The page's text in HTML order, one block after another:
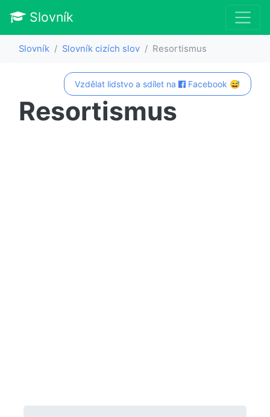
Slovník
Slovník Slovník cizích slov Resortismus
Vzdělat lidstvo a sdílet na Facebook 😅
Resortismus